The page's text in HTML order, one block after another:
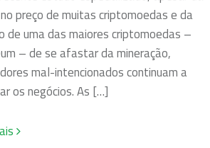
preço de muitas criptomoedas e da
de uma das maiores criptomoedas –
– de se afastar da mineração,
mal-intencionados continuam a
os negócios. As […]